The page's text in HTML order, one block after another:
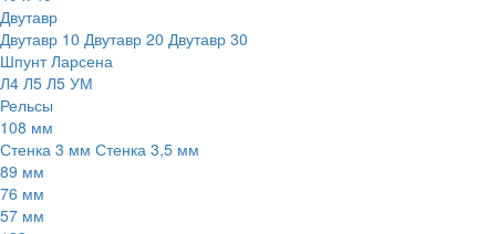
Двутавр
Двутавр 10 Двутавр 20 Двутавр 30
Шпунт Ларсена
Л4 Л5 Л5 УМ
Рельсы
108 мм
Стенка 3 мм Стенка 3,5 мм
89 мм
76 мм
57 мм